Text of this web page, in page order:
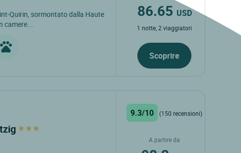
Quirin, sormontato dalla Haute
camere...
86.65 USD
1 notte, 2 viaggiatori
Scoprire
9.3/10 (150 recensioni)
A partire da